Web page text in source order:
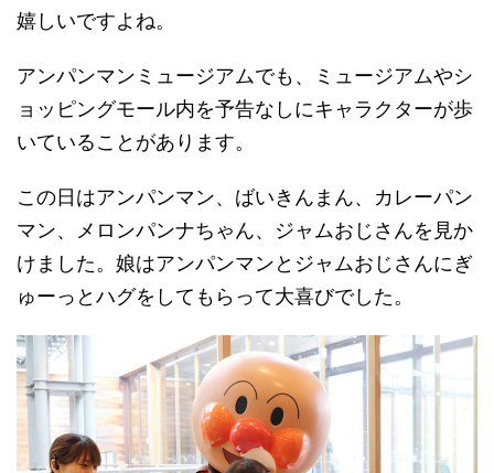
嬉しいですよね。
アンパンマンミュージアムでも、ミュージアムやシ
ョッピングモール内を予告なしにキャラクターが歩
いていることがあります。
この日はアンパンマン、ばいきんまん、カレーパン
マン、メロンパンナちゃん、ジャムおじさんを見か
けました。娘はアンパンマンとジャムおじさんにぎ
ゅーっとハグをしてもらって大喜びでした。